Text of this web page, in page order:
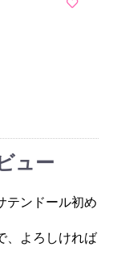
ュー
テンドール初め
、よろしければ